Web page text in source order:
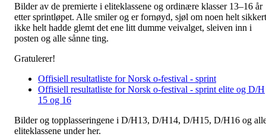
Bilder av de premierte i eliteklassene og ordinære klasser 13–16 år
etter sprintløpet. Alle smiler og er fornøyd, sjøl om noen helt sikkert
ikke helt hadde glemt det ene litt dumme veivalget, sleiven inn i
posten og alle sånne ting.
Gratulerer!
Offisiell resultatliste for Norsk o-festival - sprint
Offisiell resultatliste for Norsk o-festival - sprint elite og D/H
15 og 16
Bilder og topplasseringene i D/H13, D/H14, D/H15, D/H16 og
eliteklassene under her.